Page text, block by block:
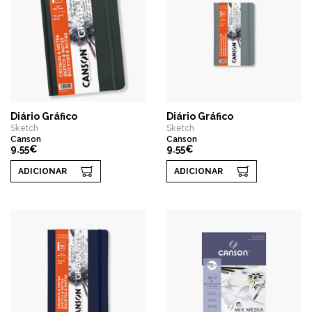
Diário Gráfico
Sketch
Canson
9.55€
ADICIONAR
Diário Gráfico
Sketch
Canson
9.55€
ADICIONAR